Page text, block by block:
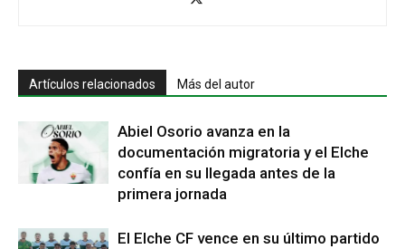
Artículos relacionados Más del autor
Abiel Osorio avanza en la
documentación migratoria y el Elche
confía en su llegada antes de la
primera jornada
El Elche CF vence en su último partido